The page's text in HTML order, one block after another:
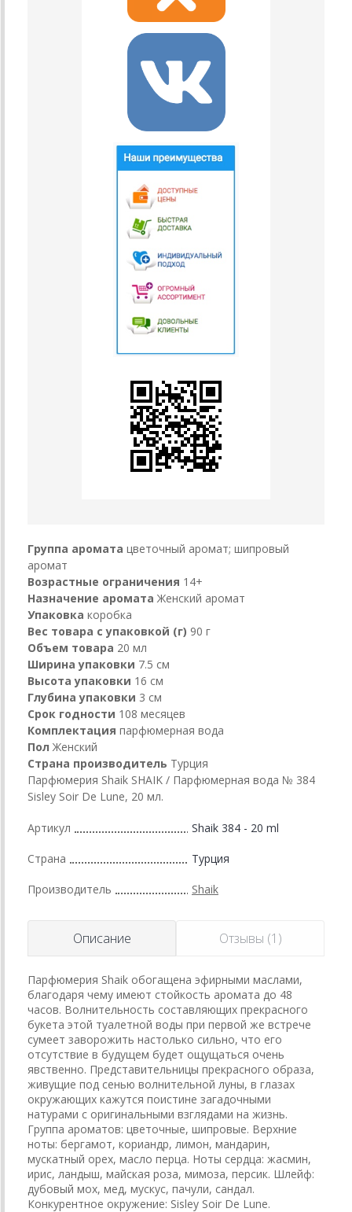
Группа аромата цветочный аромат; шипровый
аромат
Возрастные ограничения 14+
Назначение аромата Женский аромат
Упаковка коробка
Вес товара с упаковкой (г) 90 г
Объем товара 20 мл
Ширина упаковки 7.5 см
Высота упаковки 16 см
Глубина упаковки 3 см
Срок годности 108 месяцев
Комплектация парфюмерная вода
Пол Женский
Страна производитель Турция
Парфюмерия Shaik SHAIK / Парфюмерная вода № 384
Sisley Soir De Lune, 20 мл.
Артикул Shaik 384 - 20 ml
Страна Турция
Производитель Shaik
Описание Отзывы (1)
Парфюмерия Shaik обогащена эфирными маслами,
благодаря чему имеют стойкость аромата до 48
часов. Волнительность составляющих прекрасного
букета этой туалетной воды при первой же встрече
сумеет заворожить настолько сильно, что его
отсутствие в будущем будет ощущаться очень
явственно. Представительницы прекрасного образа,
живущие под сенью волнительной луны, в глазах
окружающих кажутся поистине загадочными
натурами с оригинальными взглядами на жизнь.
Группа ароматов: цветочные, шипровые. Верхние
ноты: бергамот, кориандр, лимон, мандарин,
мускатный орех, масло перца. Ноты сердца: жасмин,
ирис, ландыш, майская роза, мимоза, персик. Шлейф:
дубовый мох, мед, мускус, пачули, сандал.
Конкурентное окружение: Sisley Soir De Lune.